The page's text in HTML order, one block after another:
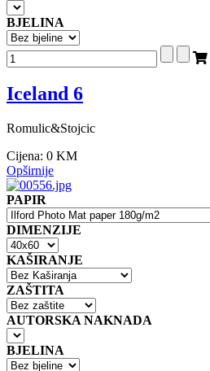
BJELINA
Iceland 6
Romulic&Stojcic
Cijena: 0 KM
Opširnije
PAPIR
DIMENZIJE
KAŠIRANJE
ZAŠTITA
AUTORSKA NAKNADA
BJELINA